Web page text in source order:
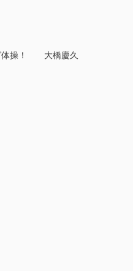
体操！ 大橋慶久